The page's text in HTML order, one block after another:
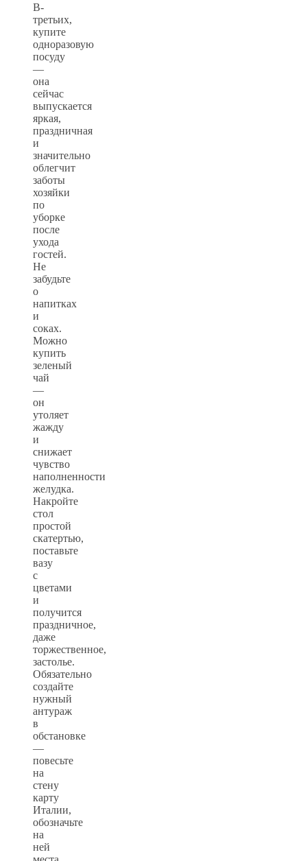
В-
третьих,
купите
одноразовую
посуду
—
она
сейчас
выпускается
яркая,
праздничная
и
значительно
облегчит
заботы
хозяйки
по
уборке
после
ухода
гостей.
Не
забудьте
о
напитках
и
соках.
Можно
купить
зеленый
чай
—
он
утоляет
жажду
и
снижает
чувство
наполненности
желудка.
Накройте
стол
простой
скатертью,
поставьте
вазу
с
цветами
и
получится
праздничное,
даже
торжественное,
застолье.
Обязательно
создайте
нужный
антураж
в
обстановке
—
повесьте
на
стену
карту
Италии,
обозначьте
на
ней